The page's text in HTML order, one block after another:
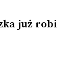
już robi